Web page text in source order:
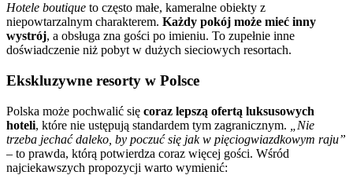
Hotele boutique to często małe, kameralne obiekty z
niepowtarzalnym charakterem. Każdy pokój może mieć inny
wystrój, a obsługa zna gości po imieniu. To zupełnie inne
doświadczenie niż pobyt w dużych sieciowych resortach.
Ekskluzywne resorty w Polsce
Polska może pochwalić się coraz lepszą ofertą luksusowych
hoteli, które nie ustępują standardem tym zagranicznym.
„Nie
trzeba jechać daleko, by poczuć się jak w pięciogwiazdkowym raju”
– to prawda, którą potwierdza coraz więcej gości. Wśród
najciekawszych propozycji warto wymienić: